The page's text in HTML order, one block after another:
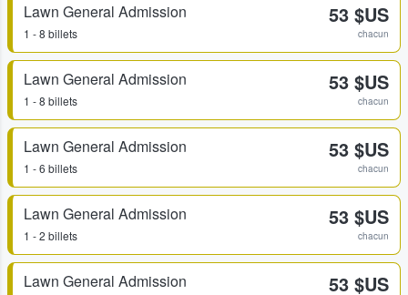
Lawn General Admission
1 - 8 billets
53 $US
chacun
Lawn General Admission
1 - 8 billets
53 $US
chacun
Lawn General Admission
1 - 6 billets
53 $US
chacun
Lawn General Admission
1 - 2 billets
53 $US
chacun
Lawn General Admission 53 $US